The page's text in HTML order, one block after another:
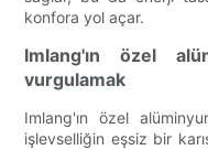
konfora yol açar.
Imlang'ın özel
vurgulamak
Imlang'ın özel
işlevselliğin eşsiz bir